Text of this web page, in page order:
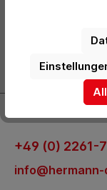
über neue
+49 (0) 2261-